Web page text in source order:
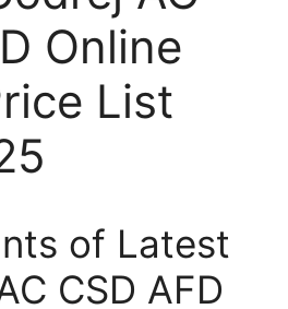
Online
List
of Latest
CSD AFD